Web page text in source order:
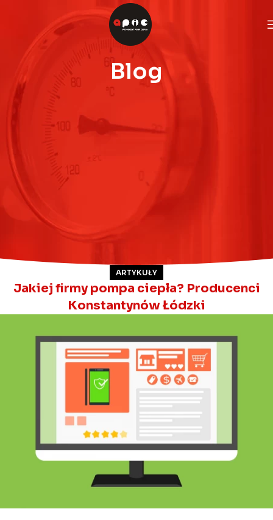
Blog
ARTYKUŁY
Jakiej firmy pompa ciepła? Producenci
Konstantynów Łódzki